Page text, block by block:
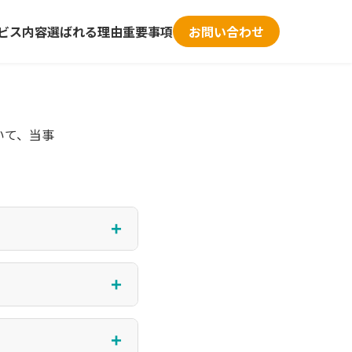
ス内容選ばれる理由重要事項 お問い合わせ
、当事